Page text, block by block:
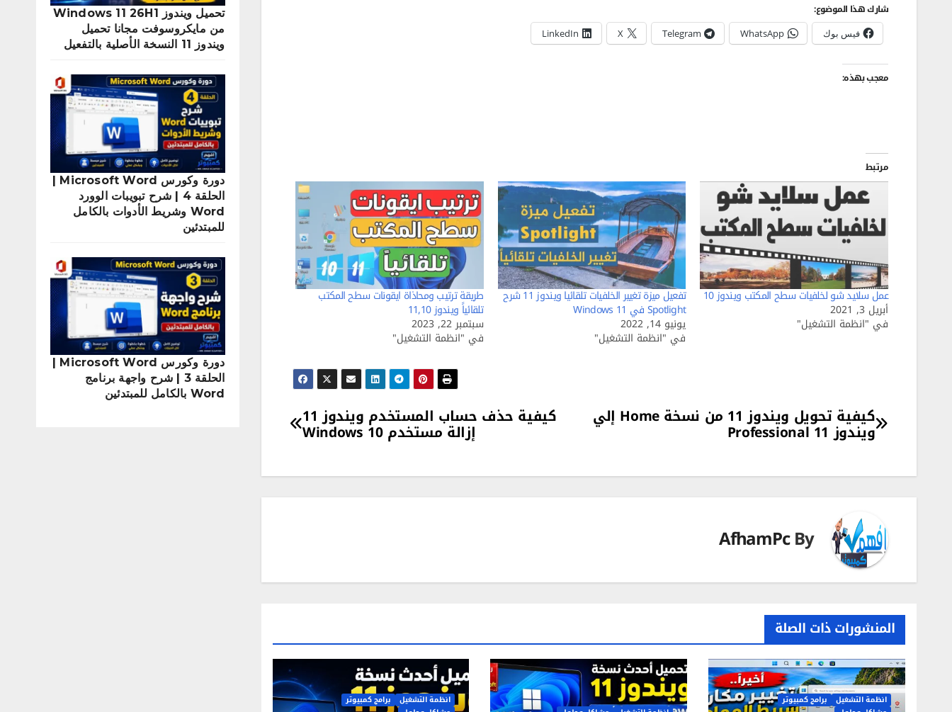
شارك هذا الموضوع:
فيس بوك WhatsApp
Telegram
X
LinkedIn
معجب بهذه:
مرتبط
عمل سلايد شو لخلفيات سطح المكتب ويندوز 10
أبريل 3, 2021
في "انظمة التشغيل"
تفعيل ميزة تغيير الخلفيات تلقائيا ويندوز 11 شرح
Spotlight في Windows 11
يونيو 14, 2022
في "انظمة التشغيل"
طريقة ترتيب ومحاذاة ايقونات سطح المكتب
تلقائياً ويندوز 11,10
سبتمبر 22, 2023
في "انظمة التشغيل"
تصفّح
المقالات
كيفية حذف حساب المستخدم ويندوز 11
إزالة مستخدم Windows 10
كيفية تحويل ويندوز 11 من نسخة Home إلي
ويندوز 11 Professional
By
AfhamPc
المنشورات ذات الصلة
انظمة التشغيل
برامج كمبيوتر
انظمة التشغيل
برامج كمبيوتر
تحميل ويندوز Windows 11 26H1
من مايكروسوفت مجانا تحميل
ويندوز 11 النسخة الأصلية بالتفعيل
دورة وكورس Microsoft Word |
الحلقة 4 | شرح تبويبات الوورد
Word وشريط الأدوات بالكامل
للمبتدئين
الحلقة 3 | شرح واجهة برنامج
Word بالكامل للمبتدئين